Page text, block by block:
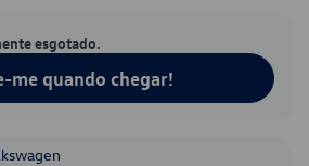
esgotado.
me quando chegar!